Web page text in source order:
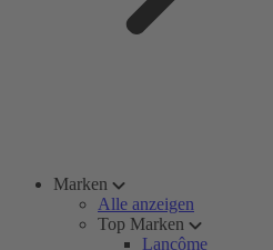
Marken
Alle anzeigen
Top Marken
Lancôme